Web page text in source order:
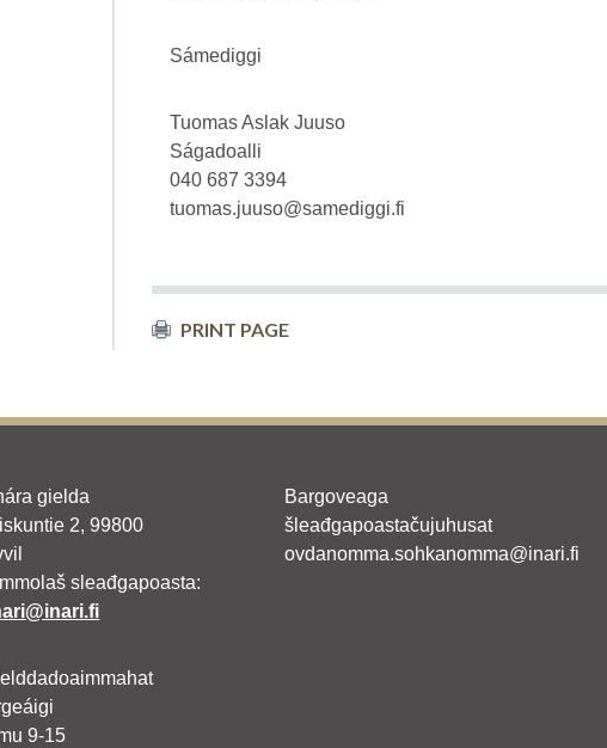
Sámediggi
Tuomas Aslak Juuso
Ságadoalli
040 687 3394
tuomas.juuso@samediggi.fi
PRINT PAGE
gielda
2, 99800
sleađgapoasta:
9-15
Bargoveaga
šleađgapoastačujuhusat
ovdanomma.sohkanomma@inari.fi